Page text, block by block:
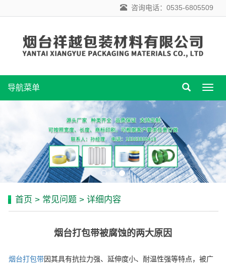
咨询电话：0535-6805509
导
导航菜单
首页 > 常见问题 > 详细内容
烟台打包带被腐蚀的两大原因
烟台打包带因其具有抗拉力强、延伸度小、耐温性强等特点，被广